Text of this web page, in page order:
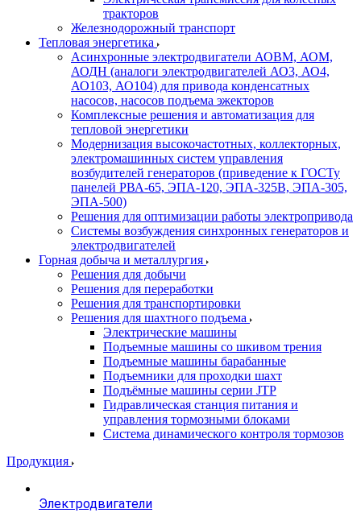
тракторов
Железнодорожный транспорт
Тепловая энергетика
Асинхронные электродвигатели АОВМ, АОМ,
АОДН (аналоги электродвигателей АО3, АО4,
АО103, АО104) для привода конденсатных
насосов, насосов подъема эжекторов
Комплексные решения и автоматизация для
тепловой энергетики
Модернизация высокочастотных, коллекторных,
электромашинных систем управления
возбудителей генераторов (приведение к ГОСТу
панелей РВА-65, ЭПА-120, ЭПА-325В, ЭПА-305,
ЭПА-500)
Решения для оптимизации работы электропривода
Системы возбуждения синхронных генераторов и
электродвигателей
Горная добыча и металлургия
Решения для добычи
Решения для переработки
Решения для транспортировки
Решения для шахтного подъема
Электрические машины
Подъемные машины со шкивом трения
Подъемные машины барабанные
Подъемники для проходки шахт
Подъёмные машины серии JTP
Гидравлическая станция питания и
управления тормозными блоками
Система динамического контроля тормозов
Продукция
Электродвигатели